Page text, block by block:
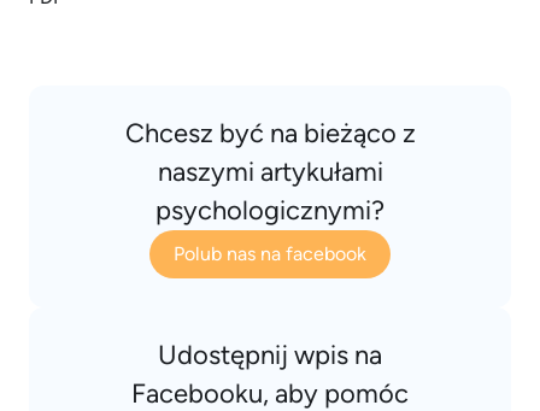
Chcesz być na bieżąco z
naszymi artykułami
psychologicznymi?
Polub nas na facebook
Udostępnij wpis na
Facebooku, aby pomóc